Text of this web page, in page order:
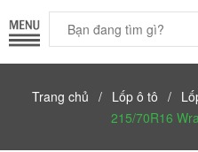
Trang chủ / Lốp ô tô /
215/70R16